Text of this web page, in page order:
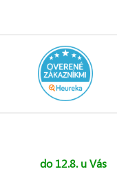
do 12.8. u Vás